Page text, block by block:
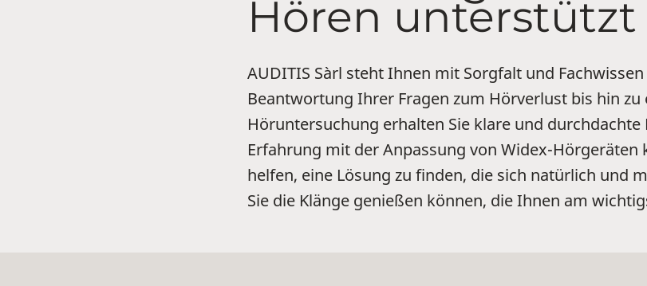
Hören unterstützt
AUDITIS Sàrl steht Ihnen mit Sorgfalt und
Beantwortung Ihrer Fragen zum Hörverlust bis hin
Höruntersuchung erhalten Sie klare und
Erfahrung mit der Anpassung von Widex-Hörgeräten
helfen, eine Lösung zu finden, die sich natürlich und
Sie die Klänge genießen können, die Ihnen am